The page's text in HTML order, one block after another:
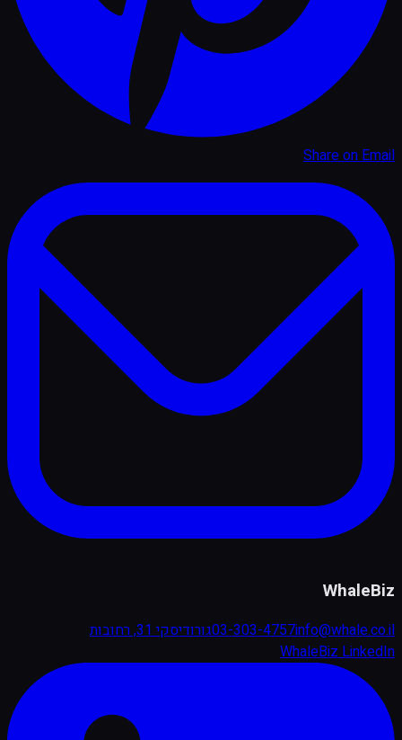
Share onEmail
WhaleBiz
03-303-4757info@whale.co.il
גורודיסקי 31, רחובות
WhaleBiz LinkedIn